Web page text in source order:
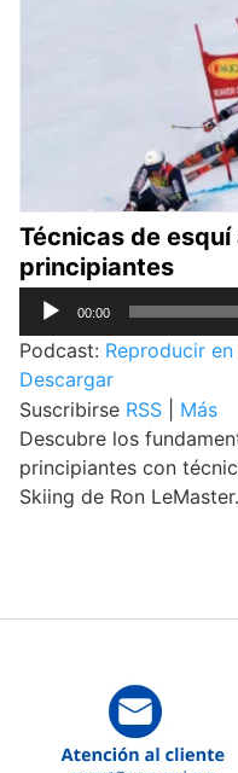
Técnicas de
principiantes
Reproductor
de
audio
00:00
Podcast: Reproducir
Descargar
Suscribirse RSS
Más
Descubre los
principiantes con
Skiing de Ron LeMaster.